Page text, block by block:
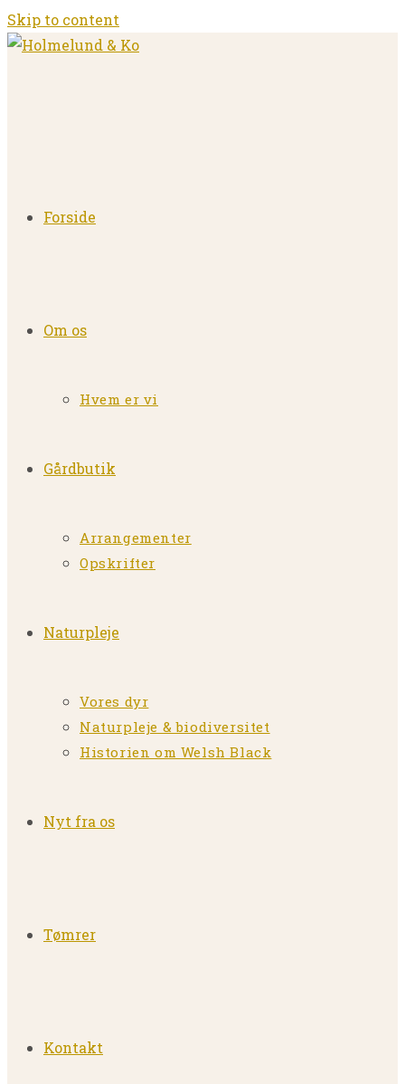
Skip to content
Forside
Om os
Hvem er vi
Gårdbutik
Arrangementer
Opskrifter
Naturpleje
Vores dyr
Naturpleje & biodiversitet
Historien om Welsh Black
Nyt fra os
Tømrer
Kontakt